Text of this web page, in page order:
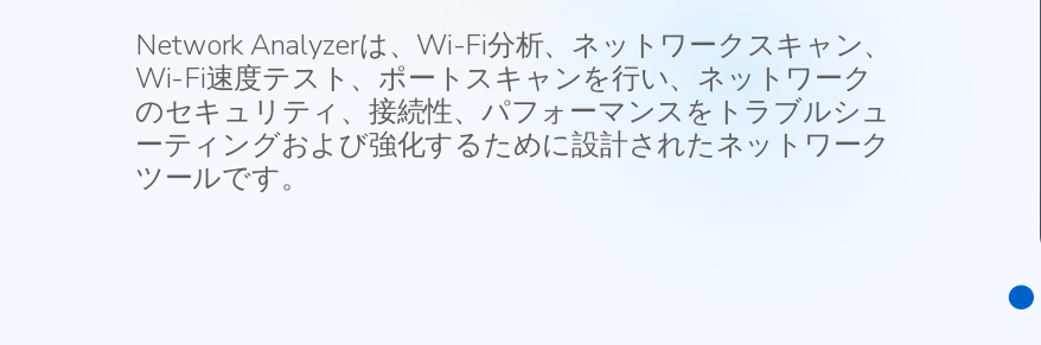
Network Analyzerは、Wi-Fi分析、ネットワークスキャン、
Wi-Fi速度テスト、ポートスキャンを行い、ネットワーク
のセキュリティ、接続性、パフォーマンスをトラブルシュ
ーティングおよび強化するために設計されたネットワーク
ツールです。